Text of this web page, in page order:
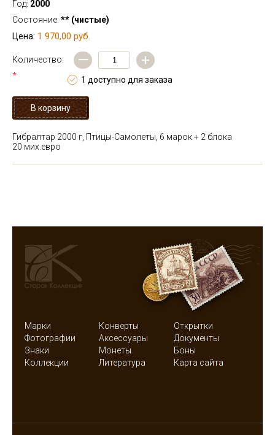
Год: 2000
Состояние: ** (чистые)
Цена: 1 970,00 руб.
Количество:
*
— +
1 доступно для заказа
Гибралтар 2000 г, Птицы-Самолеты, 6 марок + 2 блока
20 мих.евро
Марки Конверты
Открытки
Фотографии
Аксессуары
Документы
Знаки
Монеты
Боны
Коллекции
Литература Карта сайта